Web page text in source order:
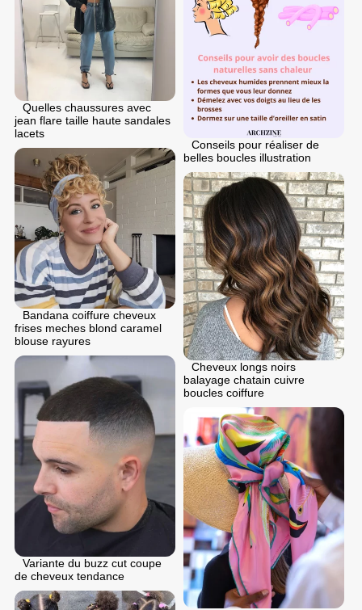
Quelles chaussures avec
jean flare taille haute sandales
lacets
Conseils pour réaliser de
belles boucles illustration
Bandana coiffure cheveux
frises meches blond caramel
blouse rayures
Cheveux longs noirs
balayage chatain cuivre
boucles coiffure
Variante du buzz cut coupe
de cheveux tendance